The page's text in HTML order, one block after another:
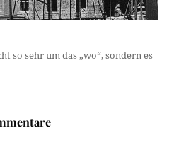
so sehr um das „wo“, sondern es